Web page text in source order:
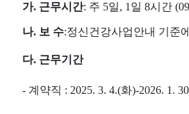
가. 근무시간: 주 5일, 1 일 8시간
나. 보 수:정신건강사업안내 기준
다. 근무기간
- 계약직 : 2025. 3. 4.(화)-2026. 1.